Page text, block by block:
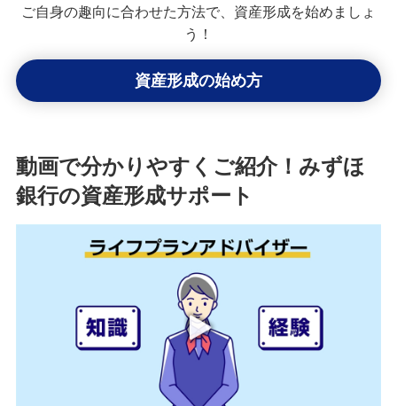
ご自身の趣向に合わせた方法で、資産形成を始めましょ
う！
資産形成の始め方
動画で分かりやすくご紹介！みずほ
銀行の資産形成サポート